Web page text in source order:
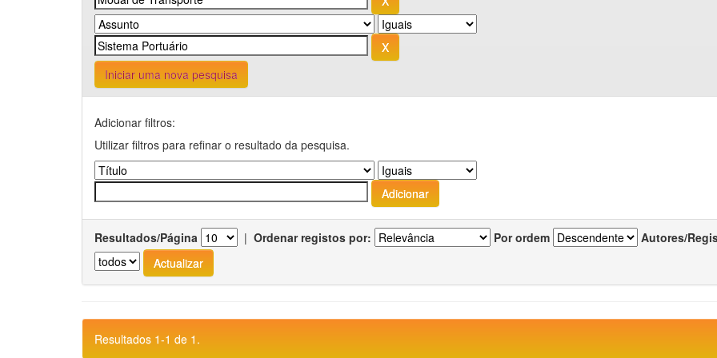
Iniciar uma nova pesquisa
Adicionar filtros:
Utilizar filtros para refinar o resultado da pesquisa.
Resultados/Página | Ordenar registos por: Por ordem Autores/
Resultados 1-1 de 1.